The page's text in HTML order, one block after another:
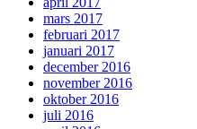
mars 2017
februari 2017
januari 2017
december 2016
november 2016
oktober 2016
juli 2016